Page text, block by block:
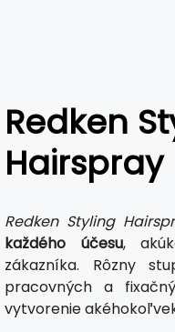
Redken
Hairspray
Redken Styling
každého účesu,
zákazníka. Rôzny
pracovných a
vytvorenie